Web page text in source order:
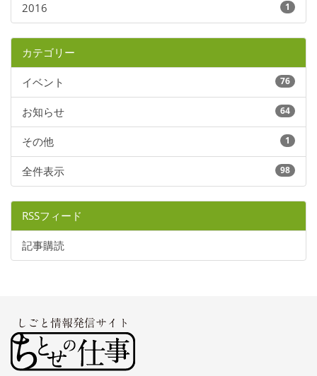
2016 1
カテゴリー
イベント 76
お知らせ 64
その他 1
全件表示 98
RSSフィード
記事購読